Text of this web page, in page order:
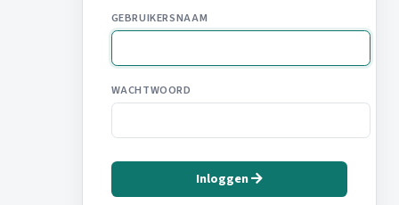
GEBRUIKERSNAAM
WACHTWOORD
Inloggen